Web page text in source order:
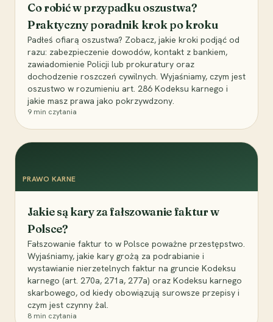
Co robić w przypadku oszustwa?
Praktyczny poradnik krok po kroku
Padłeś ofiarą oszustwa? Zobacz, jakie kroki podjąć od
razu: zabezpieczenie dowodów, kontakt z bankiem,
zawiadomienie Policji lub prokuratury oraz
dochodzenie roszczeń cywilnych. Wyjaśniamy, czym jest
oszustwo w rozumieniu art. 286 Kodeksu karnego i
jakie masz prawa jako pokrzywdzony.
9 min czytania
PRAWO KARNE
Jakie są kary za fałszowanie faktur w
Polsce?
Fałszowanie faktur to w Polsce poważne przestępstwo.
Wyjaśniamy, jakie kary grożą za podrabianie i
wystawianie nierzetelnych faktur na gruncie Kodeksu
karnego (art. 270a, 271a, 277a) oraz Kodeksu karnego
skarbowego, od kiedy obowiązują surowsze przepisy i
czym jest czynny żal.
8 min czytania